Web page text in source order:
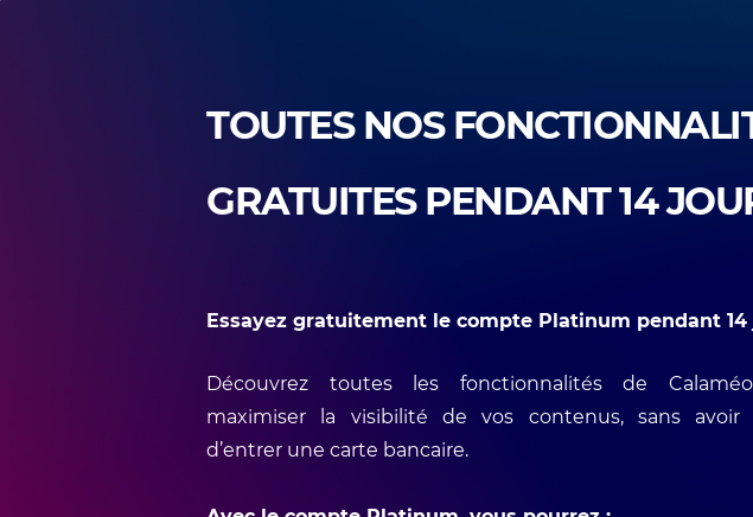
TOUTES NOS
GRATUITES PENDANT 14
Essayez gratuitement le compte Platinum pendant 14
Découvrez toutes les fonctionnalités de
maximiser la visibilité de vos contenus, sans avoir
d’entrer une carte bancaire.